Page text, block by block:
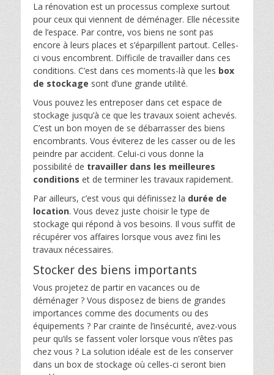
La rénovation est un processus complexe surtout
pour ceux qui viennent de déménager. Elle nécessite
de l’espace. Par contre, vos biens ne sont pas
encore à leurs places et s’éparpillent partout. Celles-
ci vous encombrent. Difficile de travailler dans ces
conditions. C’est dans ces moments-là que les box
de stockage sont d’une grande utilité.
Vous pouvez les entreposer dans cet espace de
stockage jusqu’à ce que les travaux soient achevés.
C’est un bon moyen de se débarrasser des biens
encombrants. Vous éviterez de les casser ou de les
peindre par accident. Celui-ci vous donne la
possibilité de travailler dans les meilleures
conditions et de terminer les travaux rapidement.
Par ailleurs, c’est vous qui définissez la durée de
location. Vous devez juste choisir le type de
stockage qui répond à vos besoins. Il vous suffit de
récupérer vos affaires lorsque vous avez fini les
travaux nécessaires.
Stocker des biens importants
Vous projetez de partir en vacances ou de
déménager ? Vous disposez de biens de grandes
importances comme des documents ou des
équipements ? Par crainte de l’insécurité, avez-vous
peur qu’ils se fassent voler lorsque vous n’êtes pas
chez vous ? La solution idéale est de les conserver
dans un box de stockage où celles-ci seront bien